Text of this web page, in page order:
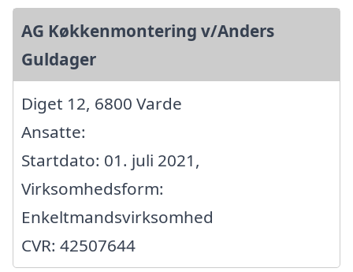
AG Køkkenmontering v/Anders
Guldager
Diget 12, 6800 Varde
Ansatte:
Startdato: 01. juli 2021,
Virksomhedsform:
Enkeltmandsvirksomhed
CVR: 42507644